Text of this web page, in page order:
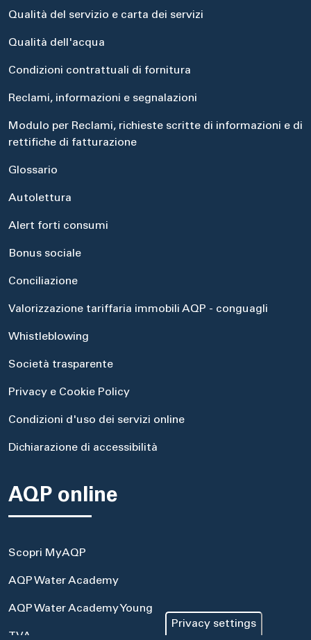
Qualità del servizio e carta dei servizi
Qualità dell'acqua
Condizioni contrattuali di fornitura
Reclami, informazioni e segnalazioni
Modulo per Reclami, richieste scritte di informazioni e di
rettifiche di fatturazione
Glossario
Autolettura
Alert forti consumi
Bonus sociale
Conciliazione
Valorizzazione tariffaria immobili AQP - conguagli
Whistleblowing
Società trasparente
Privacy e Cookie Policy
Condizioni d'uso dei servizi online
Dichiarazione di accessibilità
AQP online
Scopri MyAQP
AQP Water Academy
AQP Water Academy Young
TVA
Privacy settings